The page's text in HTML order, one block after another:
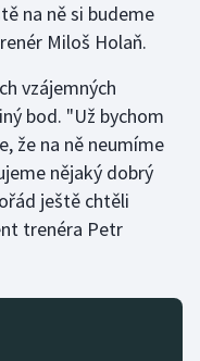
na ně si budeme
Miloš Holaň.
vzájemných
bod. "Už bychom
že na ně neumíme
nějaký dobrý
ještě chtěli
trenéra Petr